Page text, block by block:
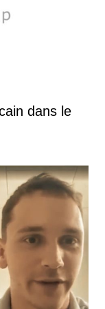
Et
les meilleures
dans le